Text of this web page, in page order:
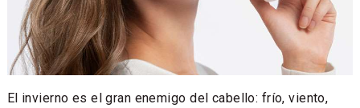
El invierno es el gran enemigo del cabello: frío, viento,